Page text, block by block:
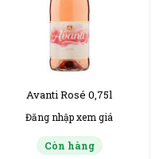
Avanti Rosé 0,75l
Đăng nhập xem giá
Còn hàng